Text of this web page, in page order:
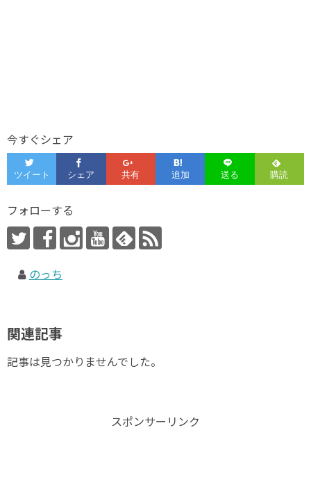
今すぐシェア
フォローする
のっち
関連記事
記事は見つかりませんでした。
スポンサーリンク